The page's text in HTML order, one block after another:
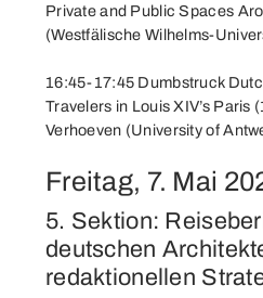
Private and Public Spaces
(Westfälische Wilhelms-
16:45-17:45 Dumbstruck
Travelers in Louis XIV’s Paris
Verhoeven (University of
Freitag, 7. Mai
5. Sektion:
deutschen
redaktionellen